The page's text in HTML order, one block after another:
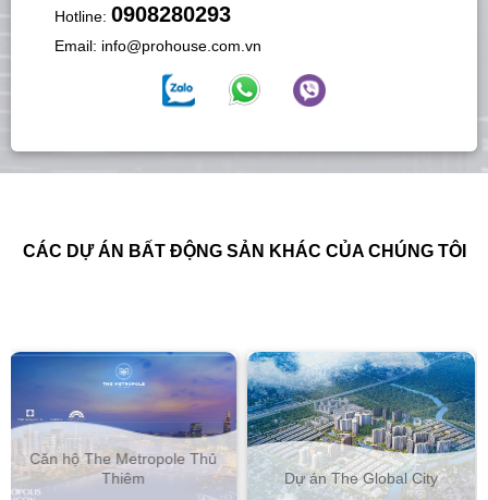
Hotline: 0908280293
Email: info@prohouse.com.vn
CÁC DỰ ÁN BẤT ĐỘNG SẢN KHÁC CỦA CHÚNG TÔI
Dự án The Global City
Căn hộ Empire City Thủ
Thiêm